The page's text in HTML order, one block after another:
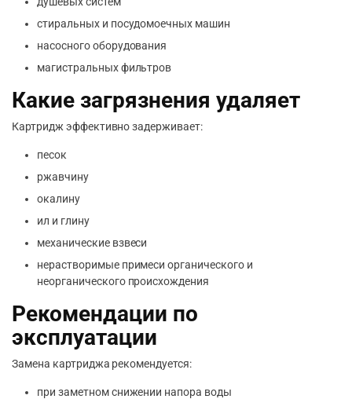
стиральных и посудомоечных машин
насосного оборудования
магистральных фильтров
Какие загрязнения удаляет
Картридж эффективно задерживает:
песок
ржавчину
окалину
ил и глину
механические взвеси
нерастворимые примеси органического и
неорганического происхождения
Рекомендации по
эксплуатации
Замена картриджа рекомендуется:
при заметном снижении напора воды